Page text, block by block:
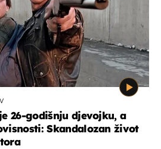
26-godišnju djevojku, a
Skandalozan život